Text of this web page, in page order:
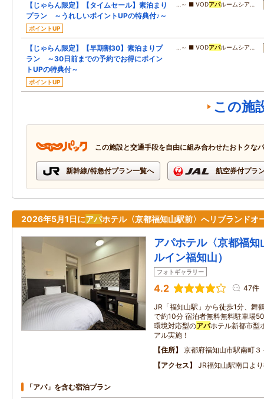
【じゃらん限定】【タイムセール】素泊まり
プラン ～うれしいポイントUPの特典付♪～
ポイントUP
…～ ■ VODアパルームシア…
【じゃらん限定】【早期割30】素泊まりプ
ラン ～30日前までの予約でお得にポイン
トUPの特典付～
ポイントUP
…～ ■ VODアパルームシア…
この施
この施設と交通手段を自由に組み合わせたおトクな
新幹線/特急付プラン一覧へ 航空券付プラ
2026年5月1日にアパホテル〈京都福知山駅前〉へリブランドオ
アパホテル〈京都福
ルイン福知山）
フォトギャラリー
4.2 47件
JR「福知山駅」から徒歩1分、舞
で約10分 宿泊者無料無料駐車場
環境対応型のアパホテル新都市型
アル実施！
住所
京都府福知山市駅南町３
アクセス
JR福知山駅南口よ
「アパ」を含む宿泊プラン